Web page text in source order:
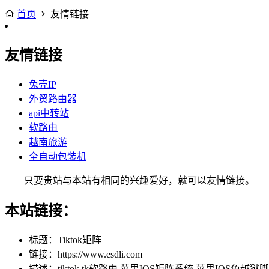
首页 友情链接
友情链接
兔壳IP
外贸路由器
api中转站
软路由
越南旅游
全自动包装机
只要贵站与本站有相同的兴趣爱好，就可以友情链接。
本站链接：
标题：Tiktok矩阵
链接：https://www.esdli.com